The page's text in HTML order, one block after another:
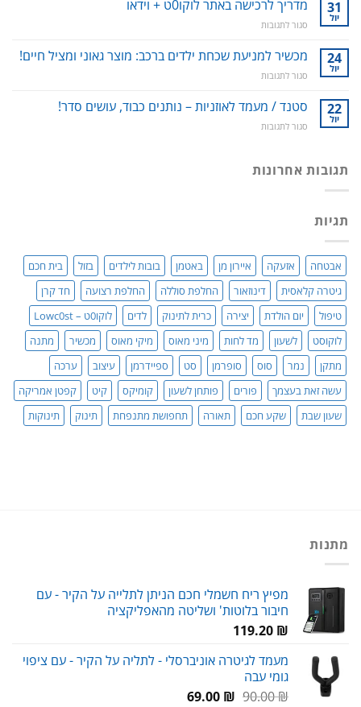
וחלל
–
עששת,
דלקות
מה
לדעת!
טבעי
/
בעיות
תערובת
צמחים
31
יול
מדריך לרכישה באתר לוקו0ט + וידאו
סגור לתגובותעל
לרכישה
וידאו
24
יול
מכשיר למניעת שכחת ילדים ברכב: מוצר גאוני ומציל חיים!
סגור לתגובותעל
למניעת
ילדים
גאוני
22
יול
סטנד / מעמד לאוזניות – נותנים כבוד, עושים סדר!
סגור לתגובותעל
מעמדתגובות אחרונות
תגיות
אבטחה אזעקה איירון מן באטמן בובות לילדים בזול
בית חכם
גיטרה קלאסית
דינוזאור החלפת סוללה החלפת רצועה
חד קרן
טיפול
יום הולדת יצירה כרית לתינוק לדים
לוקו0ט – Lowc0st
לוקוסט
לשעון מד לחות מיני מאוס מיקי מאוס מכשיר
מתנה
מתקן
נמר סוס סופרמן סט ספיידרמן עיצוב
ערכה
עשה זאת בעצמך
פורים פותחן לשעון קומיקס קיט
קפטן אמריקה
שעון שבת
שקע חכם תאורה תחפושת מתנפחת תינוק תינוקות
מתנות
מפיץ ריח חשמלי חכם הניתן לתלייה על הקיר - עם
חיבור בלוטות' ושליטה מהאפליקציה
119.20 ₪
מעמד לגיטרה אוניברסלי - לתליה על הקיר - עם ציפוי
גומי עבה
90.00₪
המחיר69.00 ₪
המחיר